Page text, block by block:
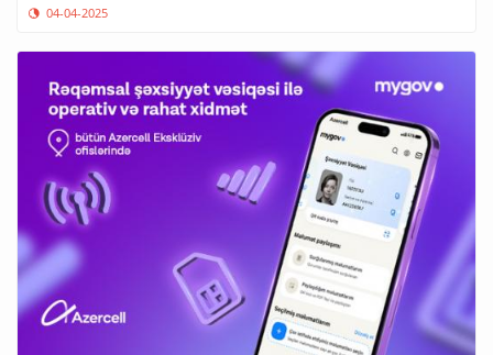
04-04-2025